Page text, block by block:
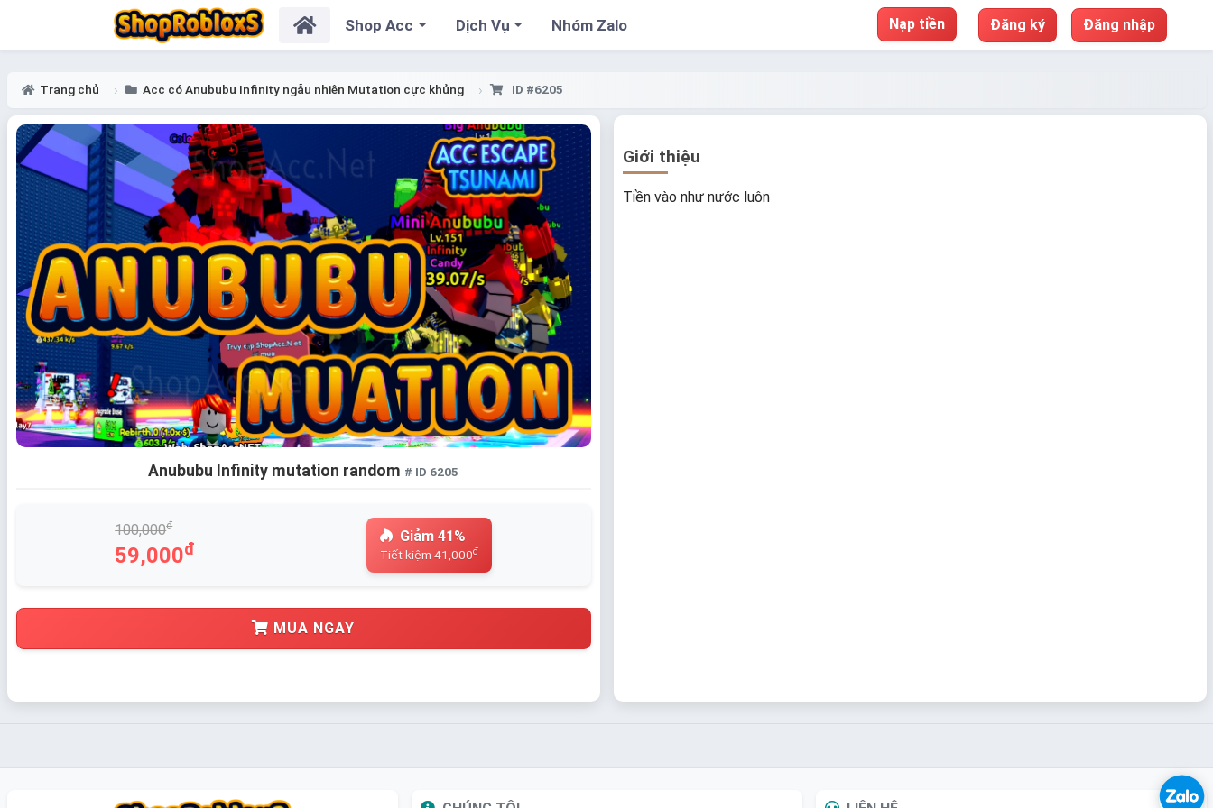
Shop Acc Dịch Vụ Nhóm Zalo Nạp tiền Đăng ký Đăng nhập
Trang chủ Acc có Anububu Infinity ngẫu nhiên Mutation cực khủng ID #6205
Anububu Infinity mutation random # ID 6205
100,000đ
59,000đ
Giảm 41%
Tiết kiệm 41,000đ
MUA NGAY
Giới thiệu
Tiền vào như nước luôn